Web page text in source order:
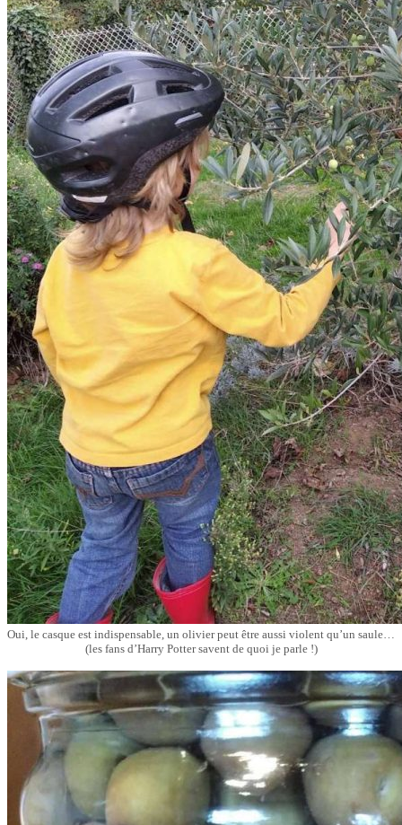
Oui, le casque est indispensable, un olivier peut être aussi violent qu’un saule…
(les fans d’Harry Potter savent de quoi je parle !)